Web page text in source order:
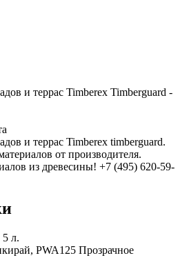
и террас Timberex Timberguard -
и террас Timberex timberguard.
от производителя.
из древесины! +7 (495) 620-59-
5 л.
PWA125 Прозрачное